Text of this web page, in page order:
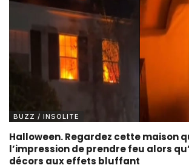
BUZZ / INSOLITE
Halloween. Regardez cette maison
l’impression de prendre feu alors
décors aux effets bluffant